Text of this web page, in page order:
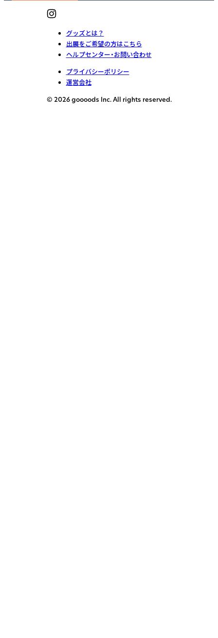
グッズとは？
出展をご希望の方はこちら
ヘルプセンター・お問い合わせ
プライバシーポリシー
運営会社
© 2026 goooods Inc. All rights reserved.